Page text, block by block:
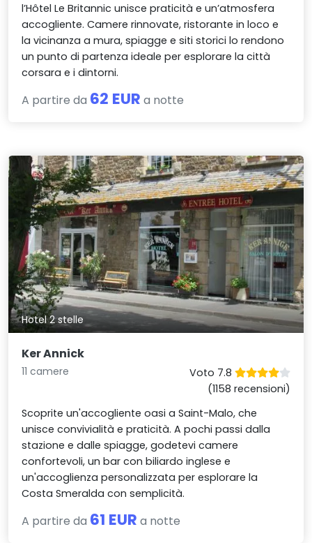
l’Hôtel Le Britannic unisce praticità e un’atmosfera
accogliente. Camere rinnovate, ristorante in loco e
la vicinanza a mura, spiagge e siti storici lo rendono
un punto di partenza ideale per esplorare la città
corsara e i dintorni.
A partire da 62 EUR a notte
Hotel 2 stelle
Ker Annick
11 camere
Voto 7.8
(1158 recensioni)
Scoprite un'accogliente oasi a Saint-Malo, che
unisce convivialità e praticità. A pochi passi dalla
stazione e dalle spiagge, godetevi camere
confortevoli, un bar con biliardo inglese e
un'accoglienza personalizzata per esplorare la
Costa Smeralda con semplicità.
A partire da 61 EUR a notte